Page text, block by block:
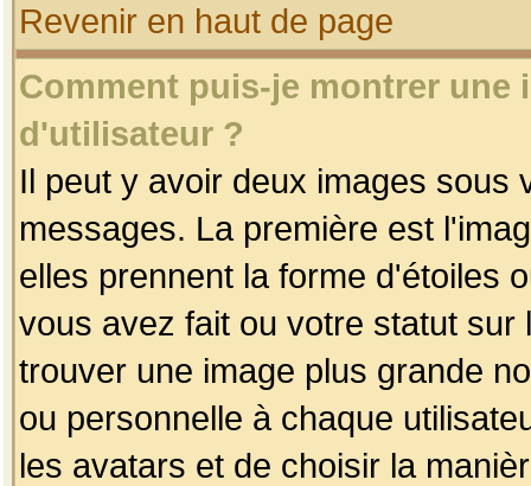
Revenir en haut de page
Comment puis-je montrer une
d'utilisateur ?
Il peut y avoir deux images sous
messages. La première est
elles prennent la forme d'étoiles
vous avez fait ou votre statut
trouver une image plus grande
ou personnelle à chaque
les avatars et de choisir la